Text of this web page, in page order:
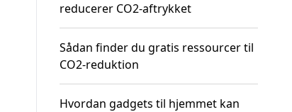
reducerer CO2-aftrykket
Sådan finder du gratis ressourcer til
CO2-reduktion
Hvordan gadgets til hjemmet kan